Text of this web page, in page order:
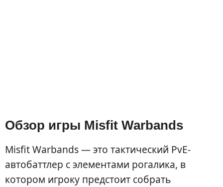
Обзор игры Misfit Warbands
Misfit Warbands — это тактический PvE-
автобаттлер с элементами рогалика, в
котором игроку предстоит собрать